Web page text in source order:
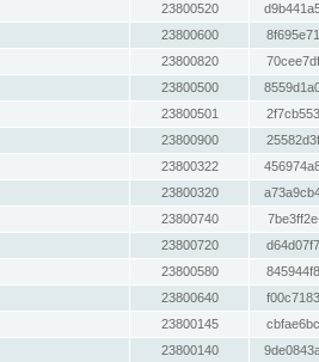
23800520
23800600
23800820
23800500
23800501
23800900
23800322
23800320
23800740
23800720
23800580
23800640
23800145
23800140